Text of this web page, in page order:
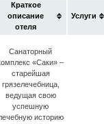
Краткое
описание
отеля
Услуги
Санаторный
«Саки» –
старейшая
грязелечебница,
ведущая свою
успешную
историю